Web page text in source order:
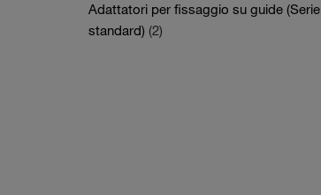
Adattatori per fissaggio su guide (Serie
standard) (2)